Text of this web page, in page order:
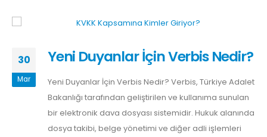
30
Mar
Yeni Duyanlar İçin Verbis Nedir?
Yeni Duyanlar İçin Verbis Nedir? Verbis, Türkiye Adalet
Bakanlığı tarafından geliştirilen ve kullanıma sunulan
bir elektronik dava dosyası sistemidir. Hukuk alanında
dosya takibi, belge yönetimi ve diğer adli işlemleri